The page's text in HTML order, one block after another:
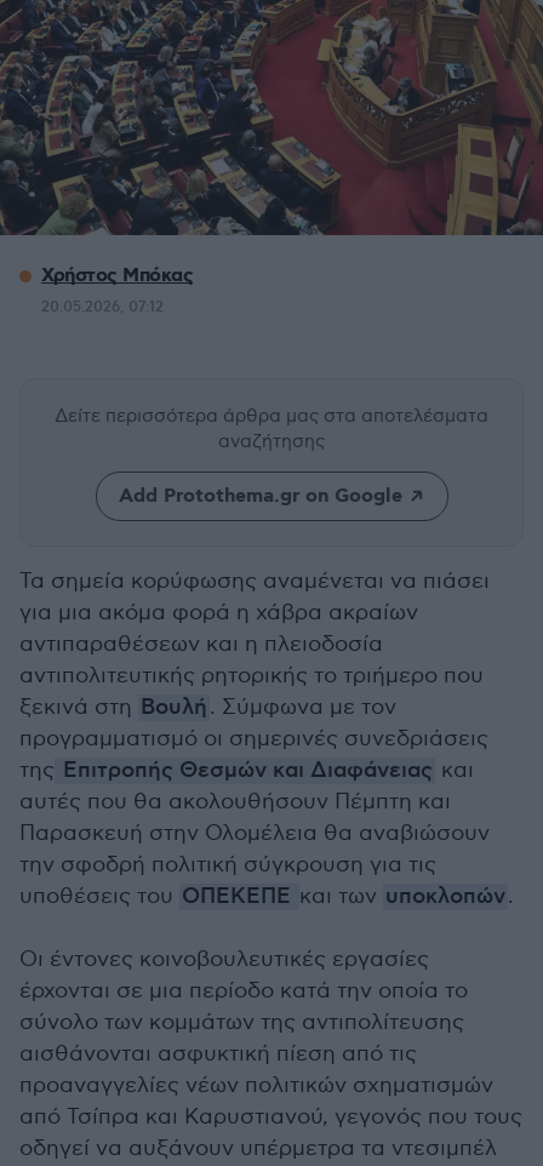
Χρήστος Μπόκας
20.05.2026, 07:12
Δείτε περισσότερα άρθρα μας στα αποτελέσματα
αναζήτησης
Add Protothema.gr on Google
Τα σημεία κορύφωσης αναμένεται να πιάσει
για μια ακόμα φορά η χάβρα ακραίων
αντιπαραθέσεων και η πλειοδοσία
αντιπολιτευτικής ρητορικής το τριήμερο που
ξεκινά στη Βουλή. Σύμφωνα με τον
προγραμματισμό οι σημερινές συνεδριάσεις
της Επιτροπής Θεσμών και Διαφάνειας και
αυτές που θα ακολουθήσουν Πέμπτη και
Παρασκευή στην Ολομέλεια θα αναβιώσουν
την σφοδρή πολιτική σύγκρουση για τις
υποθέσεις του ΟΠΕΚΕΠΕ και των υποκλοπών.
Οι έντονες κοινοβουλευτικές εργασίες
έρχονται σε μια περίοδο κατά την οποία το
σύνολο των κομμάτων της αντιπολίτευσης
αισθάνονται ασφυκτική πίεση από τις
προαναγγελίες νέων πολιτικών σχηματισμών
από Τσίπρα και Καρυστιανού, γεγονός που τους
οδηγεί να αυξάνουν υπέρμετρα τα ντεσιμπέλ